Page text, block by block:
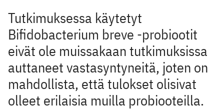
Tutkimuksessa käytetyt
Bifidobacterium breve -probiootit
eivät ole muissakaan tutkimuksissa
auttaneet vastasyntyneitä, joten on
mahdollista, että tulokset olisivat
olleet erilaisia muilla probiooteilla.